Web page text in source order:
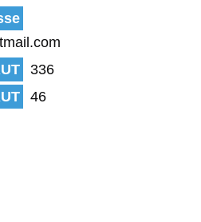
336
46